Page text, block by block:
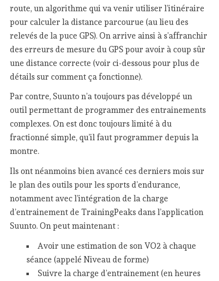
route, un algorithme qui va venir utiliser l’itinéraire
pour calculer la distance parcourue (au lieu des
relevés de la puce GPS). On arrive ainsi à s’affranchir
des erreurs de mesure du GPS pour avoir à coup sûr
une distance correcte (voir ci-dessous pour plus de
détails sur comment ça fonctionne).
Par contre, Suunto n’a toujours pas développé un
outil permettant de programmer des entrainements
complexes. On est donc toujours limité à du
fractionné simple, qu’il faut programmer depuis la
montre.
Ils ont néanmoins bien avancé ces derniers mois sur
le plan des outils pour les sports d’endurance,
notamment avec l’intégration de la charge
d’entrainement de TrainingPeaks dans l’application
Suunto. On peut maintenant :
Avoir une estimation de son VO2 à chaque
séance (appelé Niveau de forme)
Suivre la charge d’entrainement (en heures